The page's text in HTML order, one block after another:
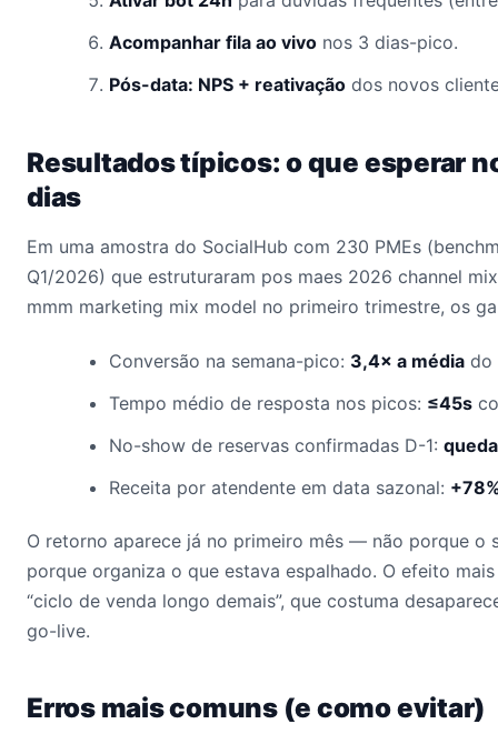
Acompanhar fila ao vivo nos 3 dias-pico.
Pós-data: NPS + reativação dos novos
Resultados típicos: o que esperar
dias
Em uma amostra do SocialHub com 230 PMEs
Q1/2026) que estruturaram pos maes 2026 channel
mmm marketing mix model no primeiro trimestre, os
Conversão na semana-pico: 3,4× a média do
Tempo médio de resposta nos picos: ≤45s
No-show de reservas confirmadas D-1:
Receita por atendente em data sazonal:
O retorno aparece já no primeiro mês — não porque o
porque organiza o que estava espalhado. O efeito
“ciclo de venda longo demais”, que costuma
go-live.
Erros mais comuns (e como evitar)